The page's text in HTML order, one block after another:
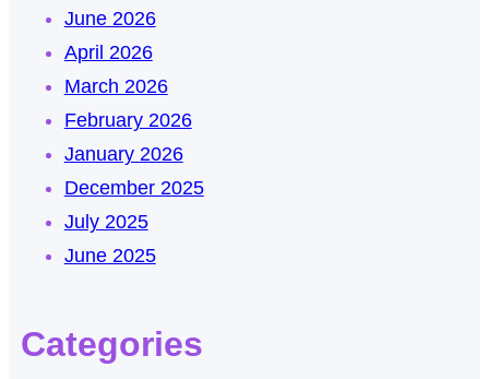
June 2026
April 2026
March 2026
February 2026
January 2026
December 2025
July 2025
June 2025
Categories